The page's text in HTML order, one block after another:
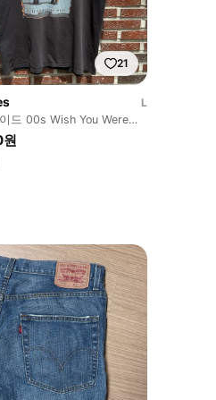
21
L
드 00s Wish You Were
티셔츠